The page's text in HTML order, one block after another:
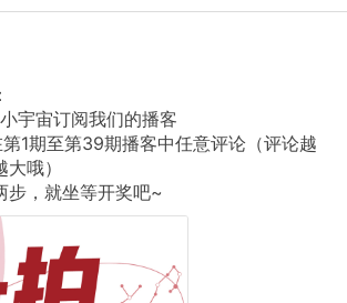
宇宙订阅我们的播客
1期至第39期播客中任意评论（评论越
哦）
步，就坐等开奖吧~